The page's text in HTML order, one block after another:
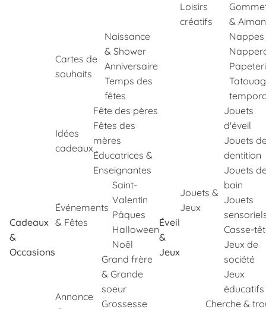
Cadeaux
&
Occasions
Cartes de
souhaits
Naissance
& Shower
Anniversaire
Temps des
fêtes
Idées
cadeaux
Fête des pères
Fêtes des
mères
Éducatrices &
Enseignantes
Événements
& Fêtes
Saint-
Valentin
Pâques
Halloween
Noël
Annonce
Grand frère
& Grande
soeur
Grossesse
Éveil
&
Jeux
Loisirs
créatifs
&
Nappes
Jouets &
Jeux
Jouets
d'éveil
Jouets
dentition
Jouets
bain
Jouets
Casse-
Jeux de
société
Jeux
éducatifs
Cherche &